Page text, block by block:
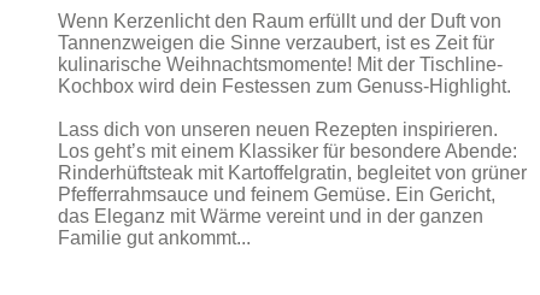
Wenn Kerzenlicht den Raum erfüllt und der Duft von
Tannenzweigen die Sinne verzaubert, ist es Zeit für
kulinarische Weihnachtsmomente! Mit der Tischline-
Kochbox wird dein Festessen zum Genuss-Highlight.
Lass dich von unseren neuen Rezepten inspirieren.
Los geht’s mit einem Klassiker für besondere Abende:
Rinderhüftsteak mit Kartoffelgratin, begleitet von grüner
Pfefferrahmsauce und feinem Gemüse. Ein Gericht,
das Eleganz mit Wärme vereint und in der ganzen
Familie gut ankommt...